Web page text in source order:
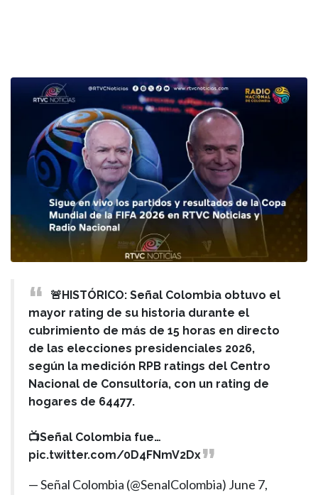
🚨HISTÓRICO: Señal Colombia obtuvo el
mayor rating de su historia durante el
cubrimiento de más de 15 horas en directo
de las elecciones presidenciales 2026,
según la medición RPB ratings del Centro
Nacional de Consultoría, con un rating de
hogares de 64477.
📺Señal Colombia fue…
pic.twitter.com/0D4FNmV2Dx
— Señal Colombia (@SenalColombia) June 7,